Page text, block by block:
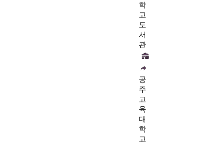
학
교
도
서
관
공
주
교
육
대
학
교